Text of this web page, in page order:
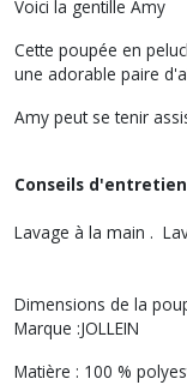
Voici la gentille Amy
Cette poupée en
une adorable paire
Amy peut se tenir
Conseils
Lavage à la main .
Dimensions de la
Marque :JOLLEIN
Matière : 100 %